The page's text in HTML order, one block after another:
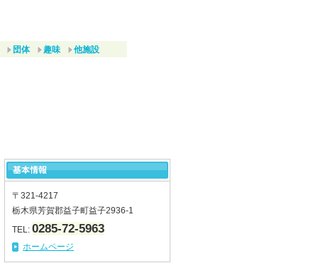
団体 趣味 他施設
〒321-4217
栃木県芳賀郡益子町益子2936-1
TEL: 0285-72-5963
ホームページ